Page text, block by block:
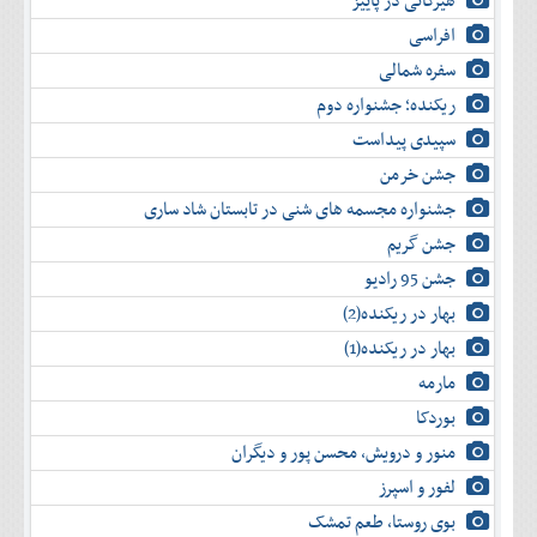
بهمن
اسفند
آذر
دی
بهمن
اسفند
افراسی
سفره شمالی
ریکنده؛ جشنواره دوم
سپیدی پیداست
جشن خرمن
جشنواره مجسمه های شنی در تابستان شاد ساری
جشن گریم
جشن 95 رادیو
بهار در ریکنده(2)
بهار در ریکنده(1)
مارمه
بوردکا
منور و درویش، محسن پور و دیگران
لفور و اسپرز
بوی روستا، طعم تمشک